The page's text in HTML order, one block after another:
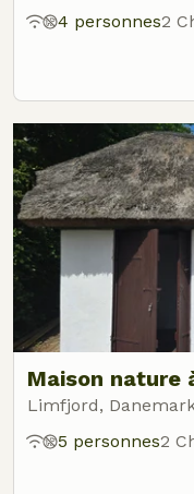
4 personnes2
Maison nature
Limfjord,
5 personnes2